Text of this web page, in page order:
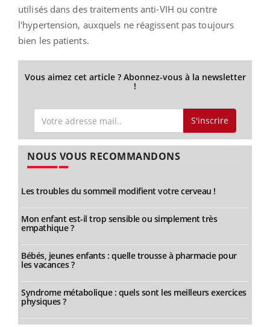
utilisés dans des traitements anti-VIH ou contre
l'hypertension, auxquels ne réagissent pas toujours
bien les patients.
Vous aimez cet article ? Abonnez-vous à la newsletter
!
S'inscrire
NOUS VOUS RECOMMANDONS
Les troubles du sommeil modifient votre cerveau !
Mon enfant est-il trop sensible ou simplement très
empathique ?
Bébés, jeunes enfants : quelle trousse à pharmacie pour
les vacances ?
Syndrome métabolique : quels sont les meilleurs exercices
physiques ?